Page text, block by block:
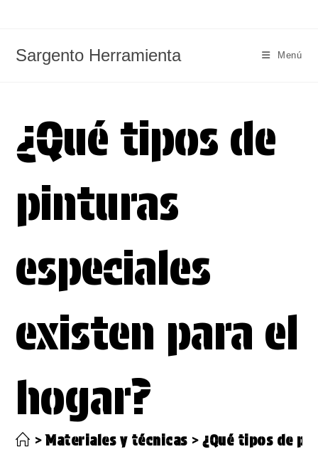
Sargento Herramienta Menú
¿Qué tipos de
pinturas
especiales
existen para el
hogar?
> Materiales y técnicas > ¿Qué tipos de